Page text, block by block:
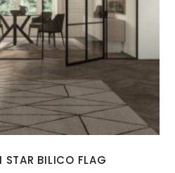
STAR BILICO FLAG